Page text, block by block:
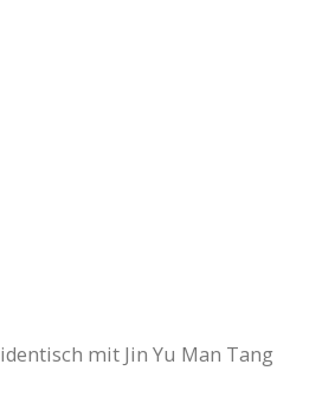
identisch mit Jin Yu Man Tang